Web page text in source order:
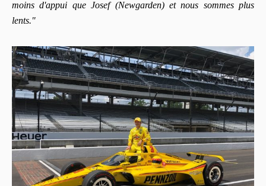
moins d'appui que Josef (Newgarden) et nous sommes plus
lents."